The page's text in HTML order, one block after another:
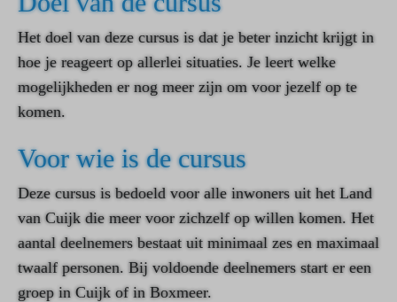
Het doel van deze cursus is dat je beter inzicht krijgt in
hoe je reageert op allerlei situaties. Je leert welke
mogelijkheden er nog meer zijn om voor jezelf op te
komen.
Voor wie is de cursus
Deze cursus is bedoeld voor alle inwoners uit het Land
van Cuijk die meer voor zichzelf op willen komen. Het
aantal deelnemers bestaat uit minimaal zes en maximaal
twaalf personen. Bij voldoende deelnemers start er een
groep in Cuijk of in Boxmeer.